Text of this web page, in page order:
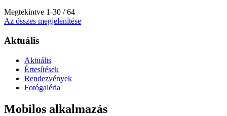
Megtekintve 1-30 / 64
Az összes megjelenítése
Aktuális
Aktuális
Értesítések
Rendezvények
Fotógaléria
Mobilos alkalmazás